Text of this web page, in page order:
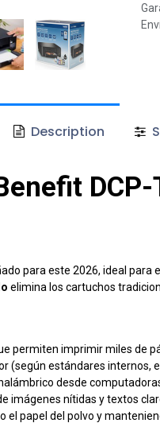
Description
DCP-
para este 2026, ideal
elimina los cartuchos
permiten imprimir miles de
(según estándares internos,
desde
imágenes nítidas y textos
el papel del polvo y